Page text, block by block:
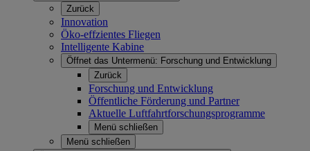
Zurück
Innovation
Öko-effzientes Fliegen
Intelligente Kabine
Öffnet das Untermenü: Forschung und Entwicklung
Zurück
Forschung und Entwicklung
Öffentliche Förderung und Partner
Aktuelle Luftfahrtforschungsprogramme
Menü schließen
Menü schließen